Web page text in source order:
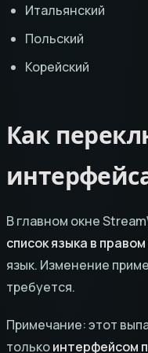
Итальянский
Польский
Корейский
Как
В главном окне
список языка в
язык. Изменение
требуется.
Примечание: этот
толькоинтерфейсом